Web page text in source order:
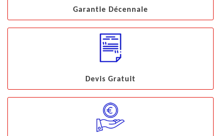
Garantie Décennale
Devis Gratuit